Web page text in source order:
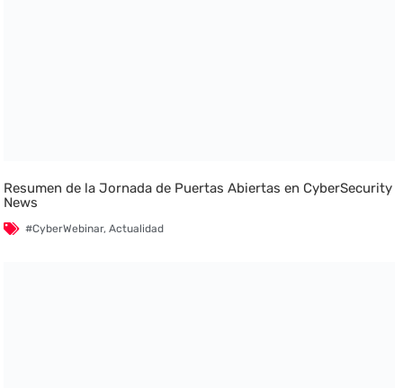
Resumen de la Jornada de Puertas Abiertas en CyberSecurity
News
#CyberWebinar,Actualidad